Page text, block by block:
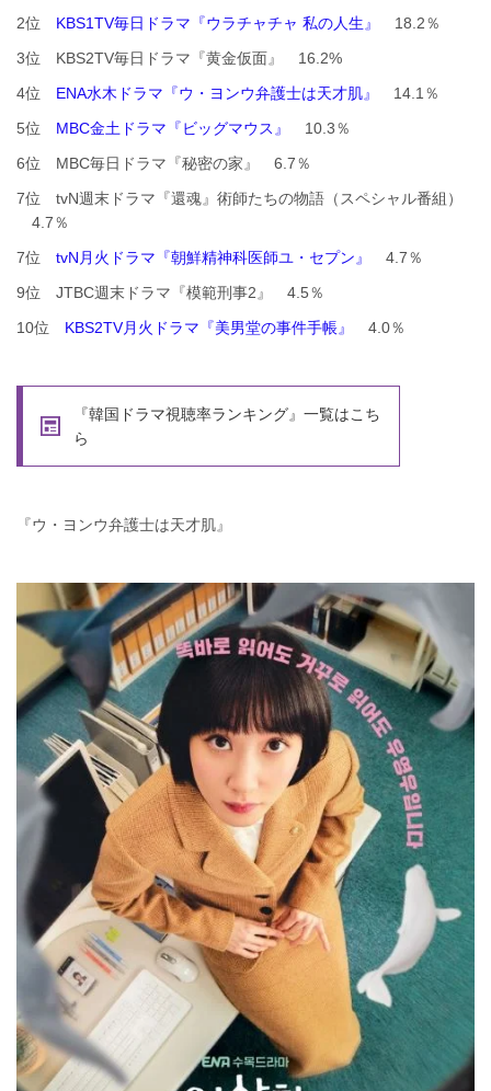
2位 KBS1TV毎日ドラマ『ウラチャチャ 私の人生』
18.2％
3位 KBS2TV毎日ドラマ『黄金仮面』 16.2%
4位 ENA水木ドラマ『ウ・ヨンウ弁護士は天才肌』
14.1％
5位 MBC金土ドラマ『ビッグマウス』
10.3％
6位 MBC毎日ドラマ『秘密の家』 6.7％
7位 tvN週末ドラマ『還魂』術師たちの物語（スペシャル番組）
4.7％
7位 tvN月火ドラマ『朝鮮精神科医師ユ・セプン』
4.7％
9位 JTBC週末ドラマ『模範刑事2』 4.5％
10位 KBS2TV月火ドラマ『美男堂の事件手帳』 4.0％
『韓国ドラマ視聴率ランキング』一覧はこち
ら
『ウ・ヨンウ弁護士は天才肌』